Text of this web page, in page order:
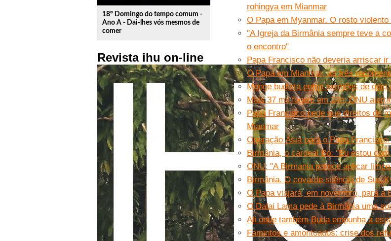
18º Domingo do tempo comum -
Ano A - Dai-lhes vós mesmos de
comer
Revista ihu on-line
rohingya em Mianmar
O Papa em Myanmar. O rosto violento
"A Igreja da Birmânia sempre teve a
o encontro"
Papa Francisco não deveria arriscar ir
O Papa em Mianmar, as três
Monge budista entoa sermões de
Mais 37 mil fogem em 24h; ONU
Papa Francisco pede que direitos de
Mianmar
Operação Ásia para o Papa
Birmânia, o cardeal Bo: "Eu estou
ONU: "A Birmania parece aplicar
Birmânia. O covarde silêncio de Suu
O Papa viajará, em novembro, para a
O Dalai Lama pede à Birmânia uma
Ali onde também Buda empunha a
Famintos e amontoados: crise dos